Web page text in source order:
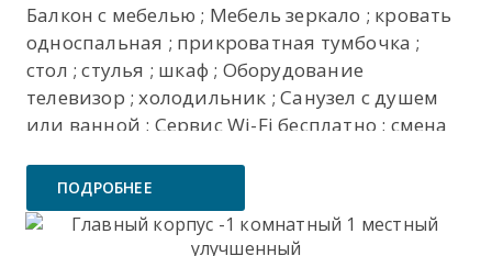
Балкон с мебелью ; Мебель зеркало ; кровать
односпальная ; прикроватная тумбочка ;
стол ; стулья ; шкаф ; Оборудование
телевизор ; холодильник ; Санузел с душем
или ванной ; Сервис Wi-Fi бесплатно ; смена
номера ; ...
ПОДРОБНЕЕ